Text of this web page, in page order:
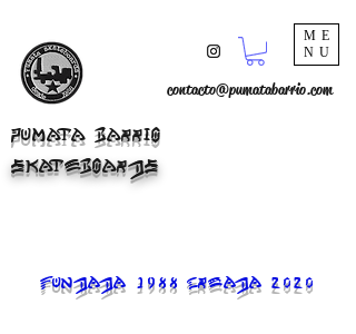
ME
NU
FUNDADA 1988 CREADA 2020
PUMATA BARRIO
SKATEBOARDS
contacto@pumatabarrio.com